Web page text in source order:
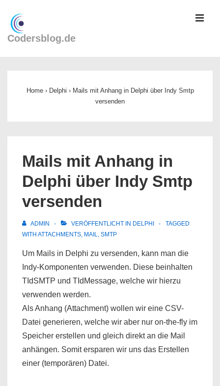
Zum
Inhalt
Codersblog.de
Home › Delphi › Mails mit Anhang in Delphi über Indy Smtp
versenden
Mails mit Anhang in
Delphi über Indy Smtp
versenden
ADMIN VERÖFFENTLICHT IN DELPHI
TAGGED
WITH ATTACHMENTS, MAIL, SMTP
Um Mails in Delphi zu versenden, kann man die
Indy-Komponenten verwenden. Diese beinhalten
TIdSMTP und TIdMessage, welche wir hierzu
verwenden werden.
Als Anhang (Attachment) wollen wir eine CSV-
Datei generieren, welche wir aber nur on-the-fly im
Speicher erstellen und gleich direkt an die Mail
anhängen. Somit ersparen wir uns das Erstellen
einer (temporären) Datei.